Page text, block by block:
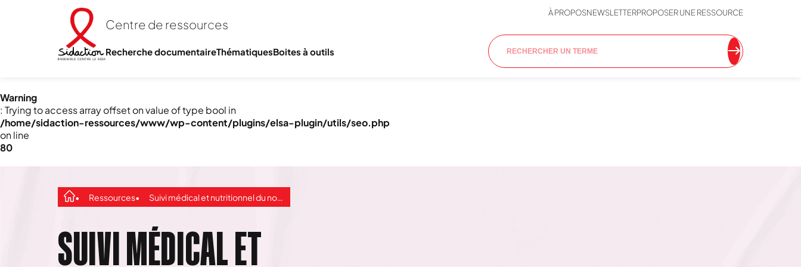
Warning
: Trying to access array offset on value of type bool in
/home/sidaction-ressources/www/wp-content/plugins/elsa-plugin/utils/seo.php
on line
80
Centre de ressources
À PROPOSNEWSLETTERPROPOSER UNE RESSOURCE
Recherche documentaireThématiquesBoites à outils
Ressources Suivi médical et nutritionnel du nourrisson
SUIVI MÉDICAL ET